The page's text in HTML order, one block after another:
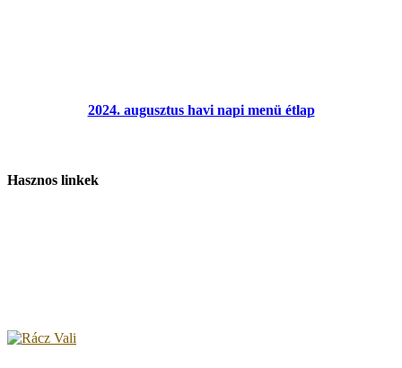
2024. augusztus havi napi menü étlap
Hasznos linkek